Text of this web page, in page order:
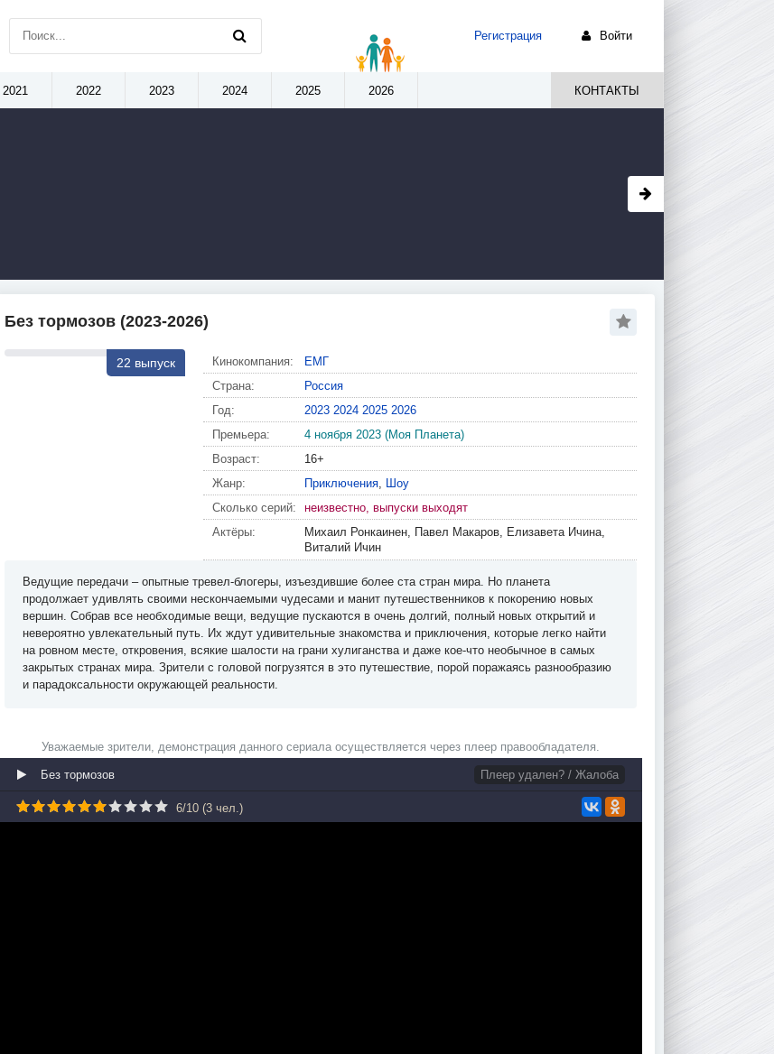
Без тормозов (2023-2026)
22 выпуск Кинокомпания:
ЕМГ
Страна:
Россия
Год:
2023 2024 2025 2026
Премьера:
4 ноября 2023 (Моя Планета)
Возраст:
16+
Жанр:
Приключения, Шоу
Сколько серий:
неизвестно, выпуски выходят
Актёры:
Михаил Ронкаинен, Павел Макаров, Елизавета Ичина,
Виталий Ичин
Ведущие передачи – опытные тревел-блогеры, изъездившие более ста стран мира. Но планета
продолжает удивлять своими нескончаемыми чудесами и манит путешественников к покорению новых
вершин. Собрав все необходимые вещи, ведущие пускаются в очень долгий, полный новых открытий и
невероятно увлекательный путь. Их ждут удивительные знакомства и приключения, которые легко найти
на ровном месте, откровения, всякие шалости на грани хулиганства и даже кое-что необычное в самых
закрытых странах мира. Зрители с головой погрузятся в это путешествие, порой поражаясь разнообразию
и парадоксальности окружающей реальности.
Уважаемые зрители, демонстрация данного сериала осуществляется через плеер правообладателя.
Без тормозов Плеер удален? / Жалоба
6/10 (3 чел.)
Регистрация Войти
2021 2022 2023 2024 2025 2026 КОНТАКТЫ